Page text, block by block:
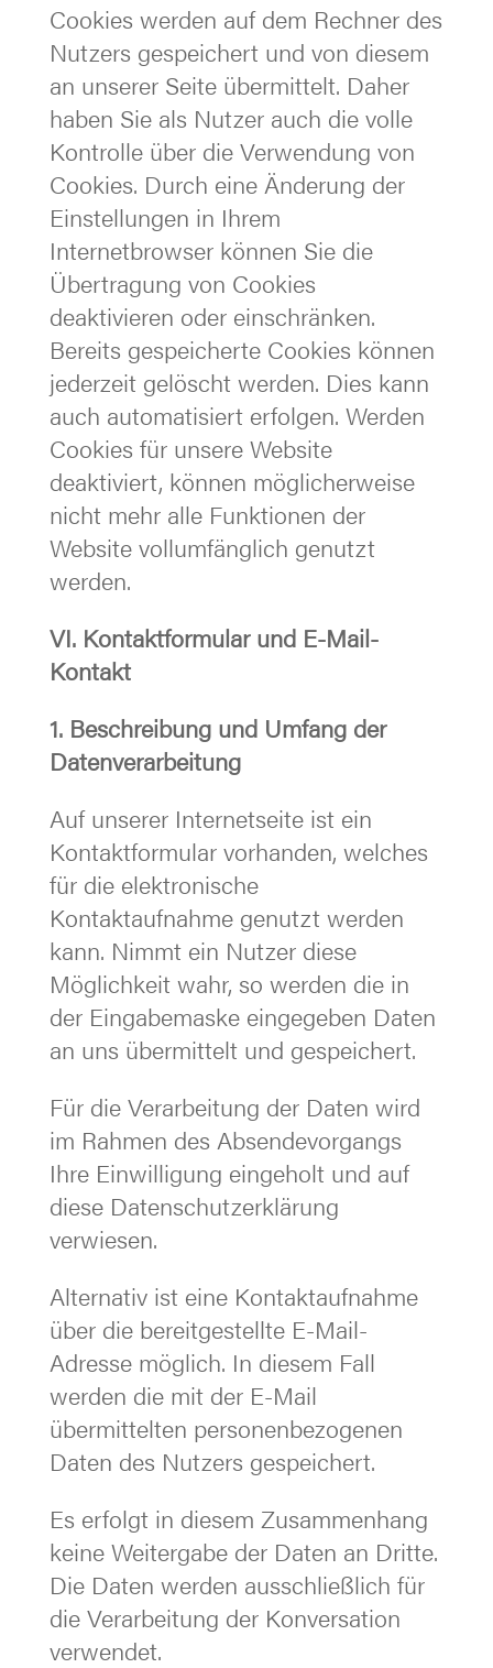
Cookies werden auf dem Rechner des
Nutzers gespeichert und von diesem
an unserer Seite übermittelt. Daher
haben Sie als Nutzer auch die volle
Kontrolle über die Verwendung von
Cookies. Durch eine Änderung der
Einstellungen in Ihrem
Internetbrowser können Sie die
Übertragung von Cookies
deaktivieren oder einschränken.
Bereits gespeicherte Cookies können
jederzeit gelöscht werden. Dies kann
auch automatisiert erfolgen. Werden
Cookies für unsere Website
deaktiviert, können möglicherweise
nicht mehr alle Funktionen der
Website vollumfänglich genutzt
werden.
VI. Kontaktformular und E-Mail-
Kontakt
1. Beschreibung und Umfang der
Datenverarbeitung
Auf unserer Internetseite ist ein
Kontaktformular vorhanden, welches
für die elektronische
Kontaktaufnahme genutzt werden
kann. Nimmt ein Nutzer diese
Möglichkeit wahr, so werden die in
der Eingabemaske eingegeben Daten
an uns übermittelt und gespeichert.
Für die Verarbeitung der Daten wird
im Rahmen des Absendevorgangs
Ihre Einwilligung eingeholt und auf
diese Datenschutzerklärung
verwiesen.
Alternativ ist eine Kontaktaufnahme
über die bereitgestellte E-Mail-
Adresse möglich. In diesem Fall
werden die mit der E-Mail
übermittelten personenbezogenen
Daten des Nutzers gespeichert.
Es erfolgt in diesem Zusammenhang
keine Weitergabe der Daten an Dritte.
Die Daten werden ausschließlich für
die Verarbeitung der Konversation
verwendet.